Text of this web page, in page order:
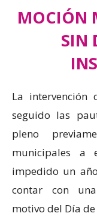
MOCIÓN
SIN
La intervención
seguido las
pleno
municipales a
impedido un
contar con
motivo del Día